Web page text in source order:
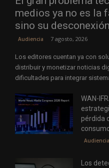
medios ya no es la
sino su desconexión
Audiencia 7 agosto, 2026
Los editores cuentan ya con
distribuir y monetizar noticias
dificultades para integrar
WAN-
pérdida
Audiencia
Los